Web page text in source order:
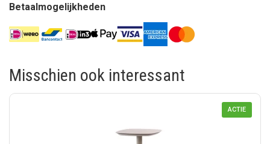
Betaalmogelijkheden
Misschien ook interessant
ACTIE